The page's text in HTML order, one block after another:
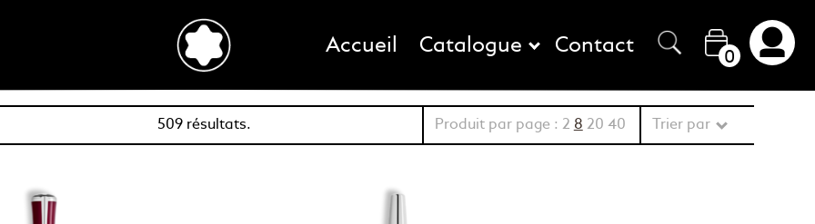
Accueil Catalogue Contact
0
509 résultats. Produit par page : 2 8 20 40 Trier par